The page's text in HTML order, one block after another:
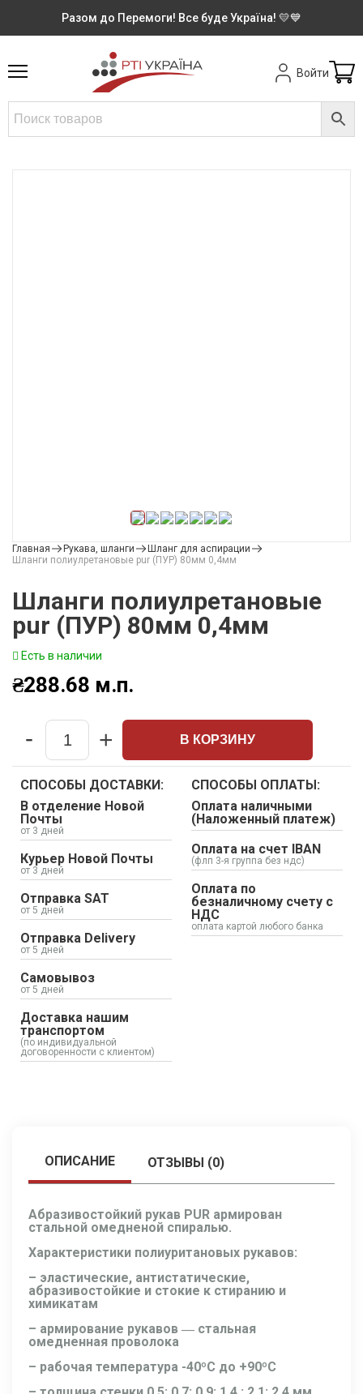
Разом до Перемоги! Все буде Україна! 💛💙
Войти
Главная Рукава, шланги
Шланг для аспирации
Шланги полиулретановые pur (ПУР) 80мм 0,4мм
Шланги полиулретановые
pur (ПУР) 80мм 0,4мм
Есть в наличии
₴288.68 м.п.
Quantity
- + В КОРЗИНУ
СПОСОБЫ ДОСТАВКИ:
В отделение Новой
Почты
от 3 дней
Курьер Новой Почты
от 3 дней
Отправка SAT
от 5 дней
Отправка Delivery
от 5 дней
Самовывоз
от 5 дней
Доставка нашим
транспортом
(по индивидуальной
договоренности с клиентом)
СПОСОБЫ ОПЛАТЫ:
Оплата наличными
(Наложенный платеж)
Оплата на счет IBAN
(флп 3-я группа без ндс)
Оплата по
безналичному счету с
НДС
оплата картой любого банка
ОПИСАНИЕ ОТЗЫВЫ (0)
Абразивостойкий рукав PUR армирован
стальной омедненой спиралью.
Характеристики полиуритановых рукавов:
– эластические, антистатические,
абразивостойкие и стокие к стиранию и
химикатам
– армирование рукавов ― стальная
омедненная проволока
– рабочая температура -40ºС до +90ºС